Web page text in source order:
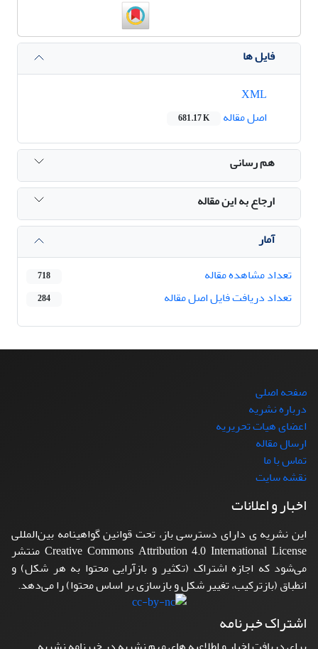
فایل ها
اصل مقاله
681.17 K
هم رسانی
ارجاع به این مقاله
آمار
تعداد مشاهده مقاله
718
تعداد دریافت فایل اصل مقاله 284
صفحه اصلی
درباره نشریه
اعضای هیات تحریریه
ارسال مقاله
تماس با ما
نقشه سایت
اخبار و اعلانات
این نشریه ی دارای دسترسی باز، تحت قوانین گواهینامه بین‌المللی
Creative Commons Attribution 4.0 International License منتشر
می‌شود که اجازه اشتراک (تکثیر و بازآرایی محتوا به هر شکل) و
انطباق (بازترکیب، تغییر شکل و بازسازی بر اساس محتوا) را می‌دهد.
اشتراک خبرنامه